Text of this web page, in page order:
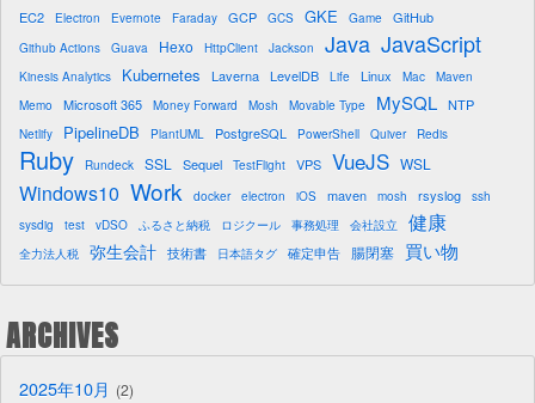
EC2 Electron Evernote Faraday GCP GCS GKE Game GitHub
Github Actions Guava Hexo HttpClient Jackson Java JavaScript
Kinesis Analytics Kubernetes Laverna LevelDB Life Linux Mac
Maven
Memo
Microsoft 365 Money Forward Mosh Movable Type MySQL NTP
Netlify PipelineDB PlantUML PostgreSQL PowerShell Quiver Redis
Ruby Rundeck SSL Sequel TestFlight VPS VueJS WSL
Windows10 Work docker electron iOS maven mosh rsyslog
ssh
sysdig
test vDSO ふるさと納税 ロジクール 事務処理 会社設立 健康
全力法人税 弥生会計 技術書 日本語タグ 確定申告 腸閉塞 買い物
ARCHIVES
2025年10月 2